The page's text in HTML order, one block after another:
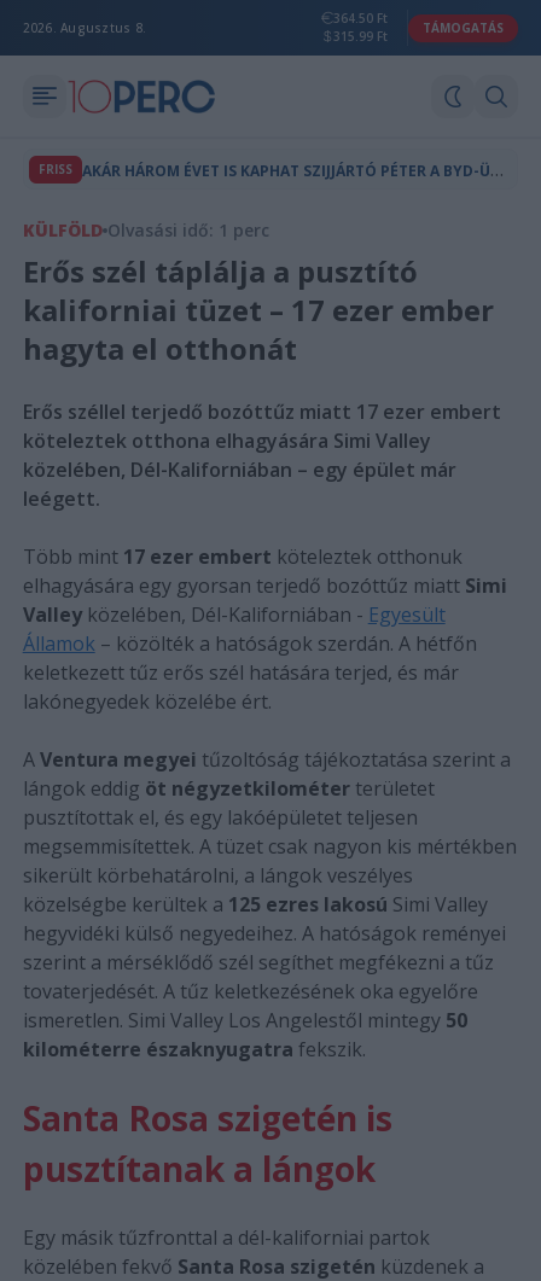
2026. Augusztus 8.
364.50 Ft
315.99 Ft
TÁMOGATÁS
FRISS A
KÁR HÁROM ÉVET IS KAPHAT SZIJJÁRTÓ PÉTER A BYD-ÜGY MIATT
KÜLFÖLD Olvasási idő: 1 perc
Erős szél táplálja a pusztító
kaliforniai tüzet – 17 ezer ember
hagyta el otthonát
Erős széllel terjedő bozóttűz miatt 17 ezer embert
köteleztek otthona elhagyására Simi Valley
közelében, Dél-Kaliforniában – egy épület már
leégett.
Több mint 17 ezer embert köteleztek otthonuk
elhagyására egy gyorsan terjedő bozóttűz miatt Simi
Valleyközelében, Dél-Kaliforniában - Egyesült
Államok – közölték a hatóságok szerdán. A hétfőn
keletkezett tűz erős szél hatására terjed, és már
lakónegyedek közelébe ért.
AVentura megyei tűzoltóság tájékoztatása szerint a
lángok eddig öt négyzetkilométerterületet
pusztítottak el, és egy lakóépületet teljesen
megsemmisítettek. A tüzet csak nagyon kis mértékben
sikerült körbehatárolni, a lángok veszélyes
közelségbe kerültek a 125 ezres lakosú Simi Valley
hegyvidéki külső negyedeihez. A hatóságok reményei
szerint a mérséklődő szél segíthet megfékezni a tűz
tovaterjedését. A tűz keletkezésének oka egyelőre
ismeretlen. Simi Valley Los Angelestől mintegy 50
kilométerre északnyugatra fekszik.
Santa Rosa szigetén is
pusztítanak a lángok
Egy másik tűzfronttal a dél-kaliforniai partok
közelében fekvő Santa Rosa szigetén küzdenek a